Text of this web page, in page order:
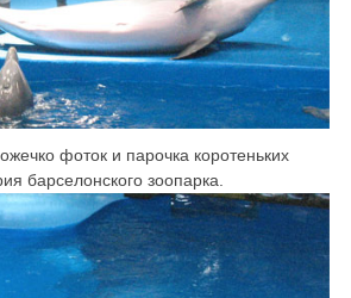
фоток и парочка коротеньких
барселонского зоопарка.